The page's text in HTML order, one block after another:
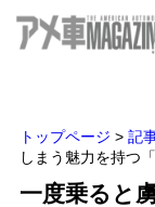
トップページ > 記
しまう魅力を持つ
一度乗ると